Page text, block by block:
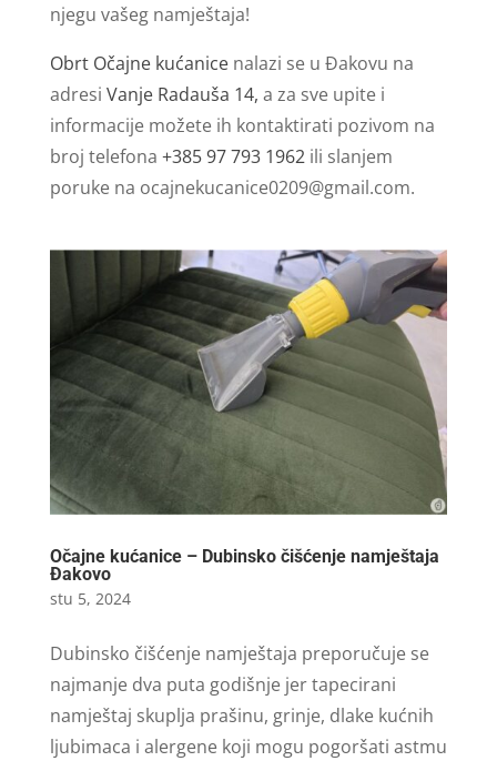
njegu vašeg namještaja!
Obrt Očajne kućanicenalazi se u Đakovu na
adresi Vanje Radauša 14, a za sve upite i
informacije možete ih kontaktirati pozivom na
broj telefona +385 97 793 1962ili slanjem
poruke na ocajnekucanice0209@gmail.com.
Očajne kućanice – Dubinsko čišćenje namještaja
Đakovo
stu 5, 2024
Dubinsko čišćenje namještaja preporučuje se
najmanje dva puta godišnje jer tapecirani
namještaj skuplja prašinu, grinje, dlake kućnih
ljubimaca i alergene koji mogu pogoršati astmu